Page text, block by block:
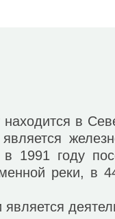
в
в 1991 году
реки, в